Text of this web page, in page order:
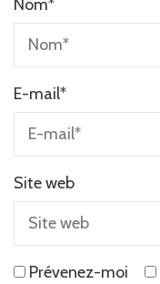
Nom*
E-mail*
Site web
Prévenez-moi